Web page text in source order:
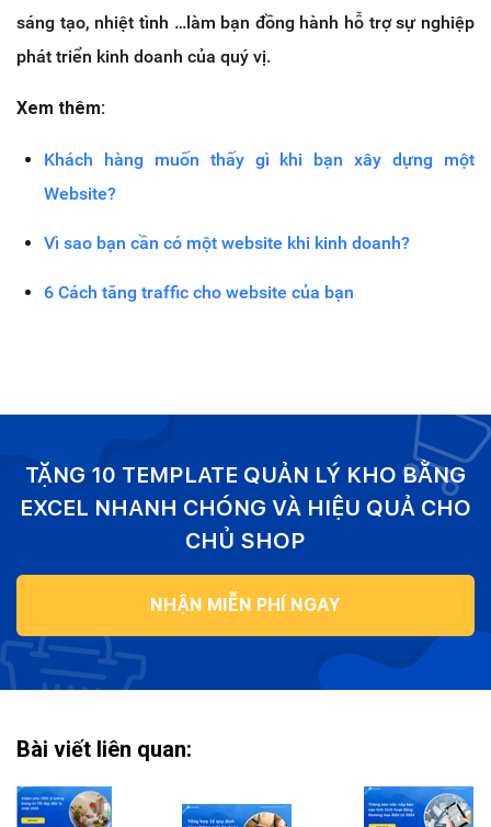
sáng tạo, nhiệt tình …làm bạn đồng hành hỗ trợ sự nghiệp
phát triển kinh doanh của quý vị.
Xem thêm:
Khách hàng muốn thấy gì khi bạn xây dựng một
Website?
Vì sao bạn cần có một website khi kinh doanh?
6 Cách tăng traffic cho website của bạn
TẶNG 10 TEMPLATE QUẢN LÝ KHO BẰNG
EXCEL NHANH CHÓNG VÀ HIỆU QUẢ CHO
CHỦ SHOP
NHẬN MIỄN PHÍ NGAY
Bài viết liên quan: